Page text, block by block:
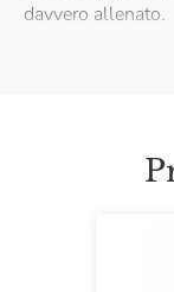
davvero allenato.
Provala su un